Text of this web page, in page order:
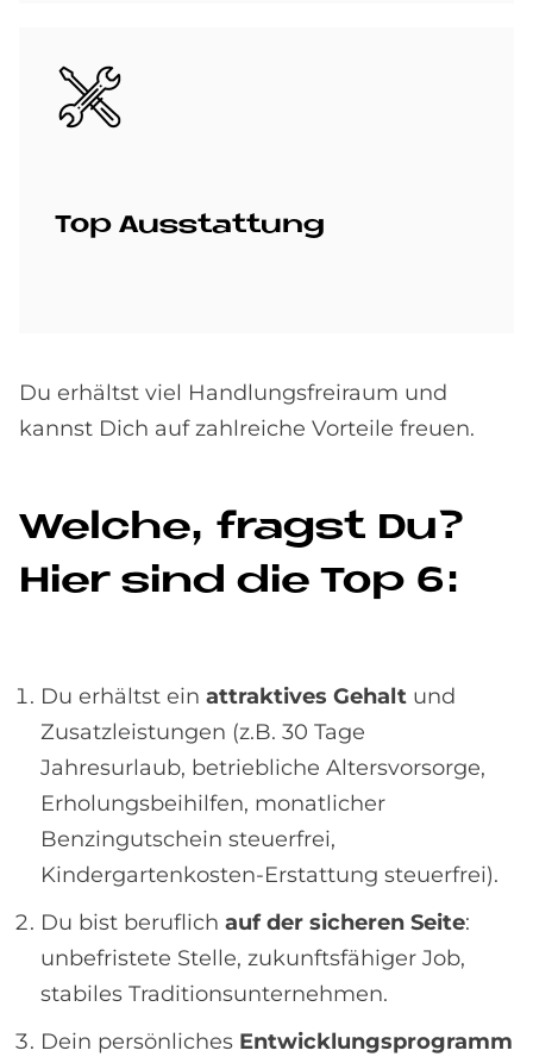
Bild
Top Aus­stat­tung
Du erhältst viel Handlungsfreiraum und
kannst Dich auf zahlreiche Vorteile freuen.
Wel­che, fragst Du?
Hier sind die Top 6:
Du erhältst ein attraktives Gehalt und
Zusatzleistungen (z.B. 30 Tage
Jahresurlaub, betriebliche Altersvorsorge,
Erholungsbeihilfen, monatlicher
Benzingutschein steuerfrei,
Kindergartenkosten-Erstattung steuerfrei).
Du bist beruflich auf der sicheren Seite:
unbefristete Stelle, zukunftsfähiger Job,
stabiles Traditionsunternehmen.
Dein persönliches Entwicklungsprogramm